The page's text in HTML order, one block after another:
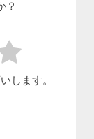
？
します。